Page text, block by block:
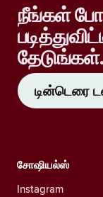
நீங்கள்
தேடுங்கள்.
டின்டெரை
சோஷியல்ஸ்
Instagram